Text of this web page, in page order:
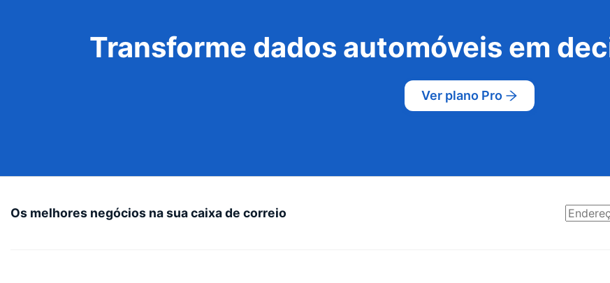
Transforme dados automóveis em
Ver plano Pro
Os melhores negócios na sua caixa de correio